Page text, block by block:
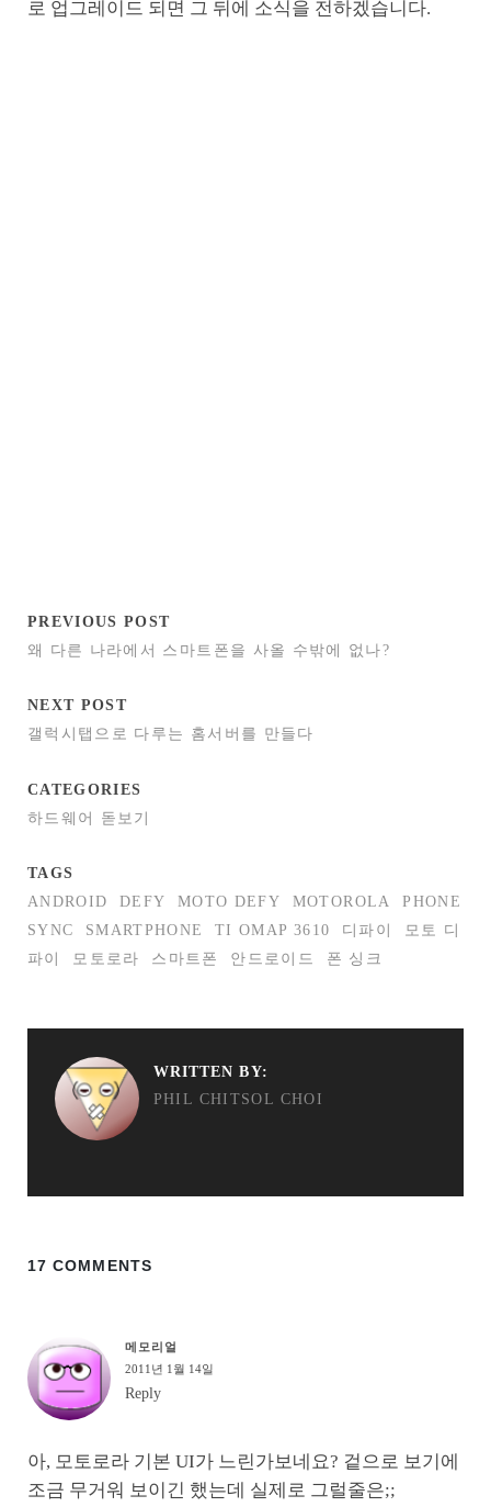
로 업그레이드 되면 그 뒤에 소식을 전하겠습니다.
PREVIOUS POST
왜 다른 나라에서 스마트폰을 사올 수밖에 없나?
NEXT POST
갤럭시탭으로 다루는 홈서버를 만들다
CATEGORIES
하드웨어 돋보기
TAGS
ANDROID
DEFY MOTO DEFY MOTOROLA
PHONE
SYNC
SMARTPHONE TI OMAP 3610 디파이
모토 디
파이
모토로라 스마트폰 안드로이드 폰 싱크
WRITTEN BY:
PHIL CHITSOL CHOI
17 COMMENTS
메모리얼
2011년 1월 14일
Reply
아, 모토로라 기본 UI가 느린가보네요? 겉으로 보기에
조금 무거워 보이긴 했는데 실제로 그럴줄은;;